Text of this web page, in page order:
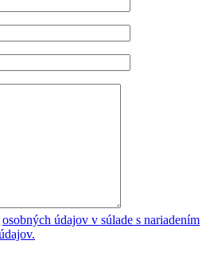
osobných údajov v súlade s nariadením